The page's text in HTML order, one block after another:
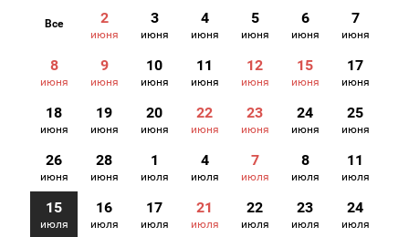
Все 2
июня
3
июня
4
июня
5
июня
6
июня
7
июня
8
июня
9
июня
10
июня
11
июня
12
июня
15
июня
17
июня
18
июня
19
июня
20
июня
22
июня
23
июня
24
июня
25
июня
26
июня
28
июня
1
июля
4
июля
7
июля
8
июля
11
июля
15
июля
16
июля
17
июля
21
июля
22
июля
23
июля
24
июля